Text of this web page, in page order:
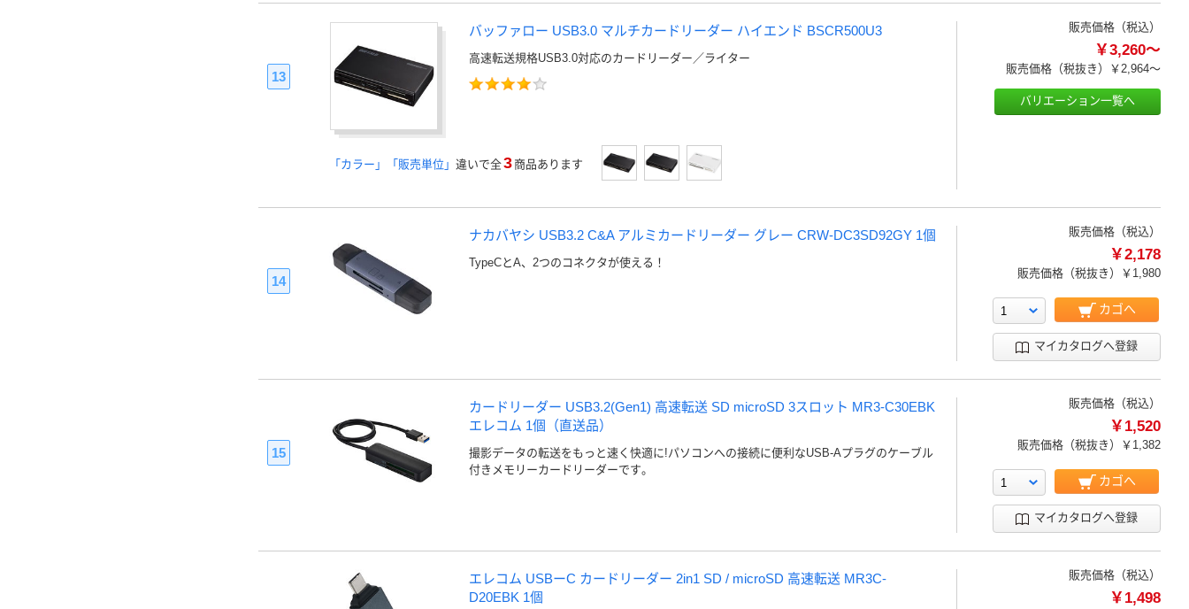
13
バッファロー USB3.0 マルチカードリーダー ハイエンド BSCR500U3
高速転送規格USB3.0対応のカードリーダー／ライター
「カラー」「販売単位」 違いで全3 商品あります
販売価格（税込）
￥3,260～
販売価格（税抜き） ￥2,964～
バリエーション一覧へ
14
ナカバヤシ USB3.2 C&A アルミカードリーダー グレー CRW-DC3SD92GY 1個
TypeCとA、2つのコネクタが使える！
販売価格（税込）
￥2,178
販売価格（税抜き） ￥1,980
カゴへ
マイカタログへ登録
15
カードリーダー USB3.2(Gen1) 高速転送 SD microSD 3スロット MR3-C30EBK
エレコム 1個（直送品）
撮影データの転送をもっと速く快適に!パソコンへの接続に便利なUSB-Aプラグのケーブル
付きメモリーカードリーダーです。
販売価格（税込）
￥1,520
販売価格（税抜き） ￥1,382
カゴへ
マイカタログへ登録
エレコム USBーC カードリーダー 2in1 SD / microSD 高速転送 MR3C-
D20EBK 1個
販売価格（税込）
￥1,498